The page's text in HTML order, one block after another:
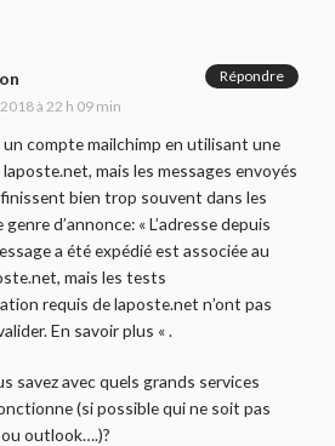
à 22 h 09 min
un compte mailchimp en utilisant une
mais les messages envoyés
bien trop souvent dans les
genre d’annonce: « L’adresse depuis
a été expédié est associée au
mais les tests
requis de laposte.net n’ont pas
En savoir plus « .
savez avec quels grands services
(si possible qui ne soit pas
outlook….)?
Répondre